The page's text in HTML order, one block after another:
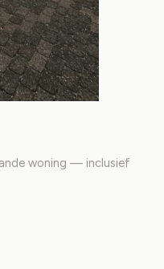
woning — inclusief